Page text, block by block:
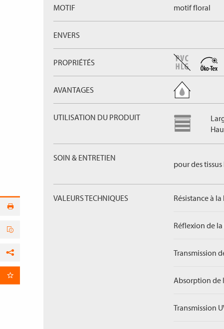
MOTIF motif floral
ENVERS
PROPRIÉTÉS
AVANTAGES
UTILISATION DU PRODUIT
SOIN & ENTRETIEN
pour des tissus
VALEURS TECHNIQUES Résistance à
Réflexion de
Transmission
Absorption de
Transmission